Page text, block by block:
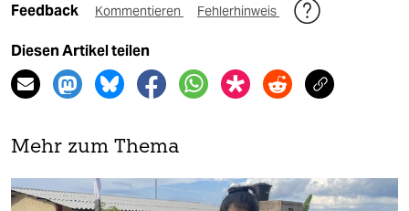
Feedback Kommentieren Fehlerhinweis
Diesen Artikel teilen
Mehr zum Thema